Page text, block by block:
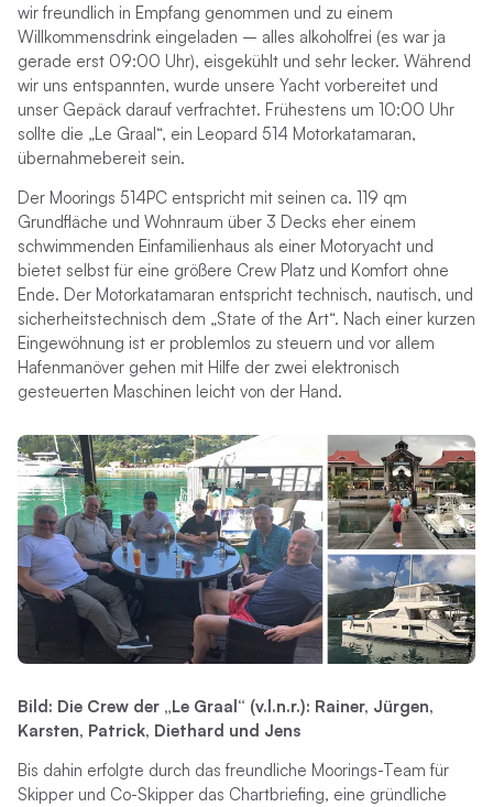
wir freundlich in Empfang genommen und zu einem
Willkommensdrink eingeladen – alles alkoholfrei (es war ja
gerade erst 09:00 Uhr), eisgekühlt und sehr lecker. Während
wir uns entspannten, wurde unsere Yacht vorbereitet und
unser Gepäck darauf verfrachtet. Frühestens um 10:00 Uhr
sollte die „Le Graal“, ein Leopard 514 Motorkatamaran,
übernahmebereit sein.
Der Moorings 514PC entspricht mit seinen ca. 119 qm
Grundfläche und Wohnraum über 3 Decks eher einem
schwimmenden Einfamilienhaus als einer Motoryacht und
bietet selbst für eine größere Crew Platz und Komfort ohne
Ende. Der Motorkatamaran entspricht technisch, nautisch, und
sicherheitstechnisch dem „State of the Art“. Nach einer kurzen
Eingewöhnung ist er problemlos zu steuern und vor allem
Hafenmanöver gehen mit Hilfe der zwei elektronisch
gesteuerten Maschinen leicht von der Hand.
Bild: Die Crew der „Le Graal“ (v.l.n.r.): Rainer, Jürgen,
Karsten, Patrick, Diethard und Jens
Bis dahin erfolgte durch das freundliche Moorings-Team für
Skipper und Co-Skipper das Chartbriefing, eine gründliche